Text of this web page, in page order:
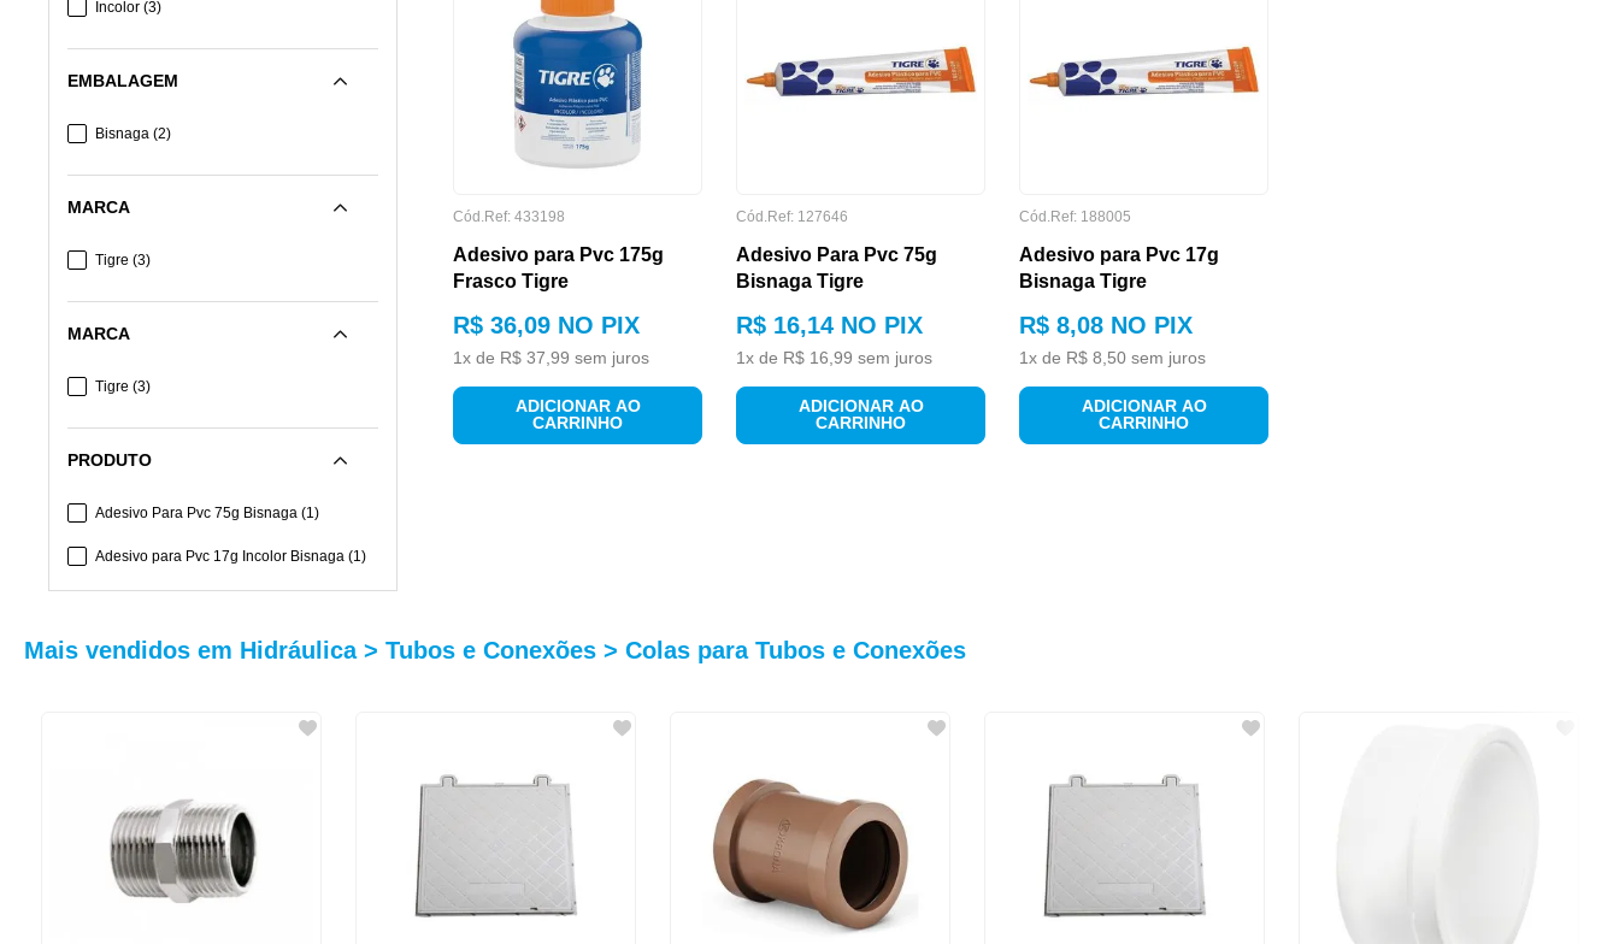
Incolor (3)
EMBALAGEM
Bisnaga (2)
MARCA
Tigre (3)
MARCA
Tigre (3)
PRODUTO
Adesivo Para Pvc 75g Bisnaga (1)
Adesivo para Pvc 17g Incolor Bisnaga (1)
Cód.Ref: 433198
Adesivo para Pvc 175g
Frasco Tigre
R$ 36,09 NO PIX
1x de R$ 37 99 sem juros
ADICIONAR AO
CARRINHO
Cód.Ref: 127646
Adesivo Para Pvc 75g
Bisnaga Tigre
R$ 16,14 NO PIX
1x de R$ 16 99 sem juros
ADICIONAR AO
CARRINHO
Cód.Ref: 188005
Adesivo para Pvc 17g
Bisnaga Tigre
R$ 8,08 NO PIX
1x de R$ 8 50 sem juros
ADICIONAR AO
CARRINHO
Mais vendidos em Hidráulica > Tubos e Conexões > Colas para Tubos e Conexões